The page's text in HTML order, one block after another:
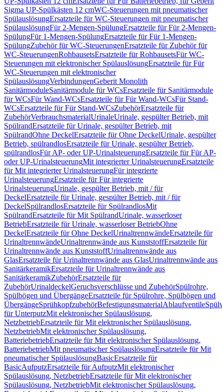
Sigma UP-Spülkästen 12 cmWC-Steuerungen mit pneumatischer
SpülauslösungErsatzteile für WC-Steuerungen mit pneumatischer
SpülauslösungFür 2-Mengen-SpülungErsatzteile für Für 2-Mengen-
SpülungFür 1-Mengen-SpülungErsatzteile für Für 1-Mengen-
SpülungZubehör für WC-SteuerungenErsatzteile für Zubehör für
WC-SteuerungenRohbausetsErsatzteile für RohbausetsFür WC-
Steuerungen mit elektronischer SpülauslösungErsatzteile für Für
WC-Steuerungen mit elektronischer
SpülauslösungVerbindungenGeberit Monolith
SanitärmoduleSanitärmodule für WCsErsatzteile für Sanitärmodule
für WCsFür Wand-WCsErsatzteile für Für Wand-WCsFür Stand-
WCsErsatzteile für Für Stand-WCsZubehörErsatzteile für
ZubehörVerbrauchsmaterialUrinaleUrinale, gespülter Betrieb, mit
SpülrandErsatzteile für Urinale, gespülter Betrieb, mit
SpülrandOhne DeckelErsatzteile für Ohne DeckelUrinale, gespülter
Betrieb, spülrandlosErsatzteile für Urinale, gespülter Betrieb,
spülrandlosFür AP- oder UP-UrinalsteuerungErsatzteile für Für AP-
oder UP-UrinalsteuerungMit integrierter UrinalsteuerungErsatzteile
für Mit integrierter UrinalsteuerungFür integrierte
UrinalsteuerungErsatzteile für Für integrierte
UrinalsteuerungUrinale, gespülter Betrieb, mit / für
DeckelErsatzteile für Urinale, gespülter Betrieb, mit / für
DeckelSpülrandlosErsatzteile für SpülrandlosMit
SpülrandErsatzteile für Mit SpülrandUrinale, wasserloser
BetriebErsatzteile für Urinale, wasserloser BetriebOhne
DeckelErsatzteile für Ohne DeckelUrinaltrennwändeErsatzteile für
UrinaltrennwändeUrinaltrennwände aus KunststoffErsatzteile für
Urinaltrennwände aus KunststoffUrinaltrennwände aus
GlasErsatzteile für Urinaltrennwände aus GlasUrinaltrennwände aus
SanitärkeramikErsatzteile für Urinaltrennwände aus
SanitärkeramikZubehörErsatzteile für
ZubehörUrinaldeckelGeruchsverschlüsse und ZubehörSpülrohre,
Spülbögen und ÜbergängeErsatzteile für Spülrohre, Spülbögen und
ÜbergängeSprühkopfzubehörBefestigungsmaterialAblaufventile
für UnterputzMit elektronischer Spülauslösung,
NetzbetriebErsatzteile für Mit elektronischer Spülauslösung,
NetzbetriebMit elektronischer Spülauslösung,
BatteriebetriebErsatzteile für Mit elektronischer Spülauslösung,
BatteriebetriebMit pneumatischer SpülauslösungErsatzteile für Mit
pneumatischer SpülauslösungBasicErsatzteile für
BasicAufputzErsatzteile für AufputzMit elektronischer
Spülauslösung, NetzbetriebErsatzteile für Mit elektronischer
Spülauslösung, NetzbetriebMit elektronischer Spülauslösung,